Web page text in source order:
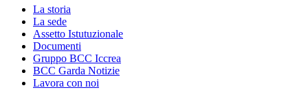
La storia
La sede
Assetto Istutuzionale
Documenti
Gruppo BCC Iccrea
BCC Garda Notizie
Lavora con noi